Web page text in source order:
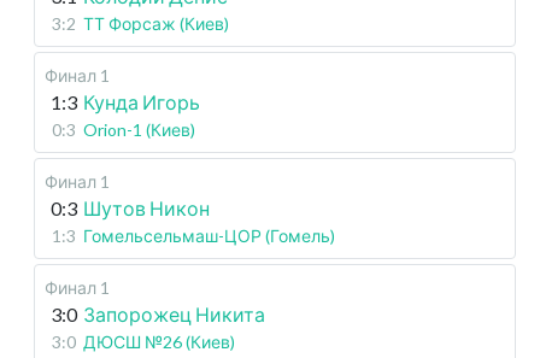
3:2 ТТ Форсаж (Киев)
Финал 1
1:3 Кунда Игорь
0:3 Orion-1 (Киев)
Финал 1
0:3 Шутов Никон
1:3 Гомельсельмаш-ЦОР (Гомель)
Финал 1
3:0 Запорожец Никита
3:0 ДЮСШ №26 (Киев)